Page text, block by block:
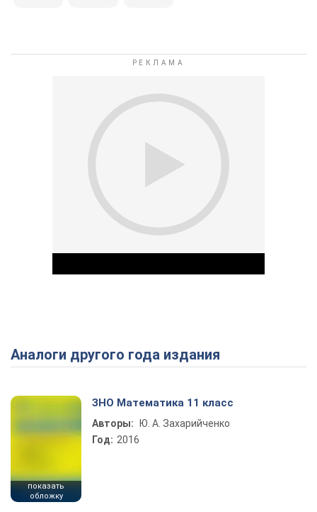
Play Video
Аналоги другого года издания
показать
обложку
ЗНО Математика 11 класс
Авторы:
Ю. А. Захарийченко
Год: 2016